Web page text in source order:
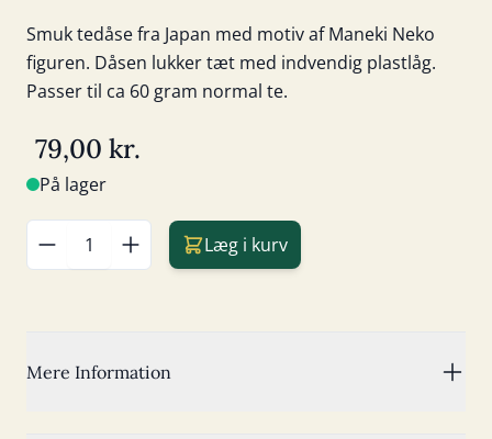
Smuk tedåse fra Japan med motiv af Maneki Neko
figuren. Dåsen lukker tæt med indvendig plastlåg.
Passer til ca 60 gram normal te.
79,00 kr.
På lager
Læg i kurv
Mere Information